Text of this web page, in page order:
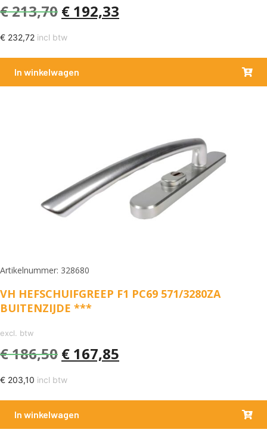
€213,70 € 192,33
€ 232,72 incl btw
In winkelwagen
Artikelnummer: 328680
VH HEFSCHUIFGREEP F1 PC69 571/3280ZA
BUITENZIJDE ***
excl. btw
€186,50 € 167,85
€ 203,10 incl btw
In winkelwagen